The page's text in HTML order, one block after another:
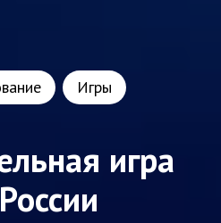
Игры
игра